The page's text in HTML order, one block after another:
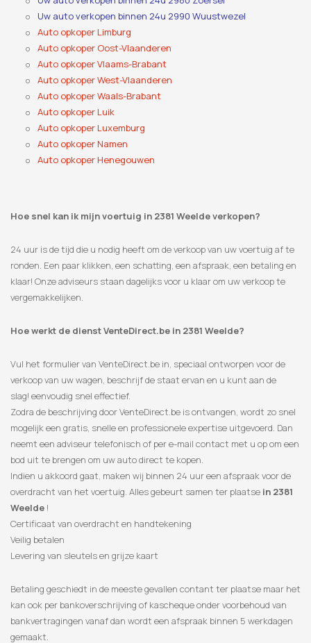
Uw auto verkopen binnen 24u 2990 Wuustwezel
Auto opkoper Limburg
Auto opkoper Oost-Vlaanderen
Auto opkoper Vlaams-Brabant
Auto opkoper West-Vlaanderen
Auto opkoper Waals-Brabant
Auto opkoper Luik
Auto opkoper Luxemburg
Auto opkoper Namen
Auto opkoper Henegouwen
Hoe snel kan ik mijn voertuig in 2381 Weelde verkopen?
24 uur is de tijd die u nodig heeft om de verkoop van uw voertuig af te
ronden. Een paar klikken, een schatting, een afspraak, een betaling en
klaar! Onze adviseurs staan ​​dagelijks voor u klaar om uw verkoop te
vergemakkelijken.
Hoe werkt de dienst VenteDirect.be in 2381 Weelde?
Vul het formulier van VenteDirect.be in, speciaal ontworpen voor de
verkoop van uw wagen, beschrijf de staat ervan en u kunt aan de
slag! eenvoudig snel effectief.
Zodra de beschrijving door VenteDirect.be is ontvangen, wordt zo snel
mogelijk een gratis, snelle en professionele expertise uitgevoerd. Dan
neemt een adviseur telefonisch of per e-mail contact met u op om een
​​bod uit te brengen om uw auto direct te kopen.
Indien u akkoord gaat, maken wij binnen 24 uur een afspraak voor de
overdracht van het voertuig. Alles gebeurt samen ter plaatse in 2381
Weelde !
Certificaat van overdracht en handtekening
Veilig betalen
Levering van sleutels en grijze kaart
Betaling geschiedt in de meeste gevallen contant ter plaatse maar het
kan ook per bankoverschrijving of kascheque onder voorbehoud van
bankvertragingen vanaf dan wordt een afspraak binnen 5 werkdagen
gemaakt.